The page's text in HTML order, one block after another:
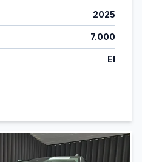
2025
7.000
El